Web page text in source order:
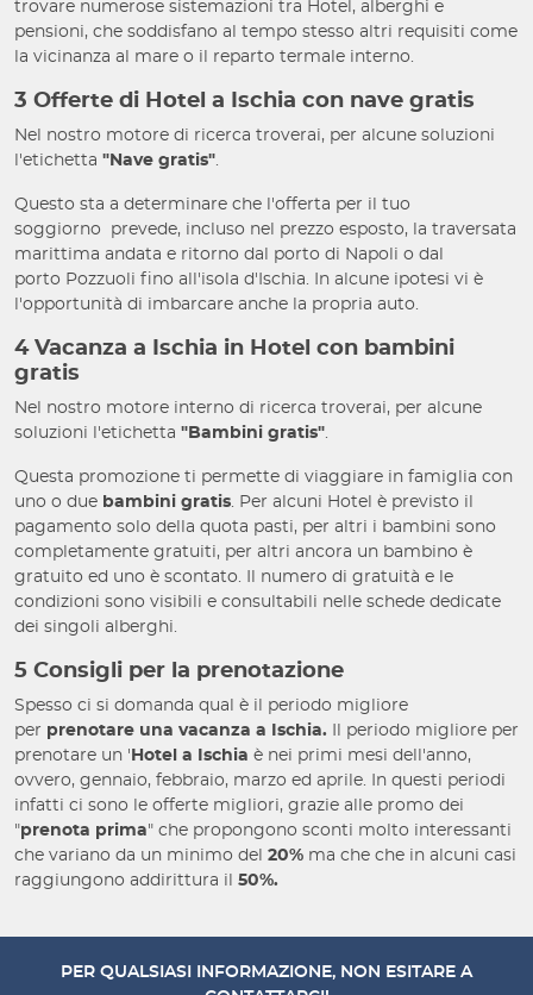
trovare numerose sistemazioni tra Hotel, alberghi e
pensioni, che soddisfano al tempo stesso altri requisiti come
la vicinanza al mare o il reparto termale interno.
3 Offerte di Hotel a Ischia con nave gratis
Nel nostro motore di ricerca troverai, per alcune soluzioni
l'etichetta "Nave gratis".
Questo sta a determinare che l'offerta per il tuo
soggiorno
prevede, incluso nel prezzo esposto, la traversata
marittima andata e ritorno dal
porto di Napoli o dal
porto Pozzuoli fino all'isola d'Ischia. In alcune ipotesi vi è
l'opportunità di imbarcare anche la propria auto.
4 Vacanza a Ischia in Hotel con bambini
gratis
Nel nostro motore interno di ricerca troverai, per alcune
soluzioni l'etichetta "Bambini gratis".
Questa promozione ti permette di viaggiare in famiglia con
uno o due bambini gratis. Per alcuni Hotel è previsto il
pagamento solo della quota pasti, per altri i bambini sono
completamente gratuiti, per altri ancora un bambino è
gratuito ed uno è scontato. Il numero di gratuità e le
condizioni sono visibili e consultabili nelle schede dedicate
dei singoli alberghi.
5 Consigli per la prenotazione
Spesso ci si domanda qual è il periodo migliore
per prenotare una vacanza a Ischia.
Il periodo migliore per
prenotare un ' Hotel a Ischia è nei primi mesi dell'anno,
ovvero, gennaio, febbraio, marzo ed aprile. In questi periodi
infatti ci sono le offerte migliori, grazie alle promo dei
"prenota prima" che propongono sconti molto interessanti
che variano da un minimo del 20% ma che che in alcuni casi
raggiungono addirittura il 50%.
PER QUALSIASI INFORMAZIONE, NON ESITARE A